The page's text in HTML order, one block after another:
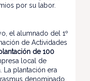
por su labor.
el alumnado del 1º
de Actividades
de 100
local de
La plantación era
denominado